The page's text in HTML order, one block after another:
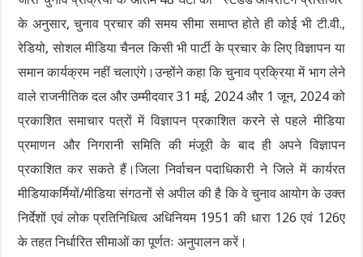
के अनुसार, चुनाव प्रचार की समय सीमा समाप्त होते ही कोई भी टी.वी.,
रेडियो, सोशल मीडिया चैनल किसी भी पार्टी के प्रचार के लिए विज्ञापन या
समान कार्यक्रम नहीं चलाएंगे।उन्होंने कहा कि चुनाव प्रक्रिया में भाग लेने
वाले राजनीतिक दल और उम्मीदवार 31 मई, 2024 और 1 जून, 2024 को
प्रकाशित समाचार पत्रों में विज्ञापन प्रकाशित करने से पहले मीडिया
प्रमाणन और निगरानी समिति की मंजूरी के बाद ही अपने विज्ञापन
प्रकाशित कर सकते हैं।जिला निर्वाचन पदाधिकारी ने जिले में कार्यरत
मीडियाकर्मियों/मीडिया संगठनों से अपील की है कि वे चुनाव आयोग के उक्त
निर्देशों एवं लोक प्रतिनिधित्व अधिनियम 1951 की धारा 126 एवं 126ए
के तहत निर्धारित सीमाओं का पूर्णतः अनुपालन करें।